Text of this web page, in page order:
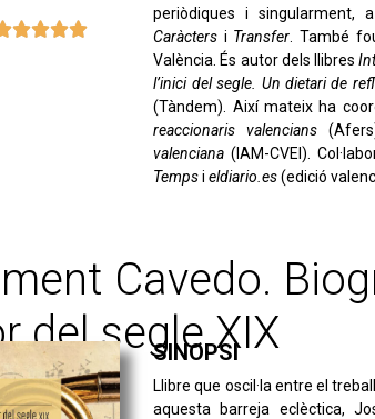

periòdiques i singularment,
Caràcters i Transfer . També
València. És autor dels llibres
l’inici del segle. Un dietari de
(Tàndem). Així mateix ha
reaccionaris valencians
valenciana (IAM-CVEI).
Tempsieldiario.es(edició
Cavedo.
del segle XIX
SINOPSI
Llibre que oscil·la entre el
aquesta barreja eclèctica,